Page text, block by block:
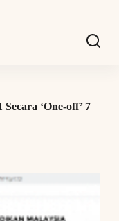
‘One-off’ 7